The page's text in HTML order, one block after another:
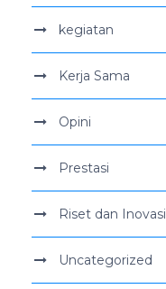
kegiatan
Kerja Sama
Opini
Prestasi
Riset dan Inovasi
Uncategorized